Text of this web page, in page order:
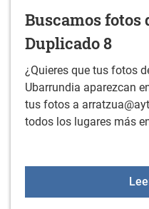
Buscamos fotos
Duplicado 8
¿Quieres que tus fotos
Ubarrundia aparezcan
tus fotos a
todos los lugares más